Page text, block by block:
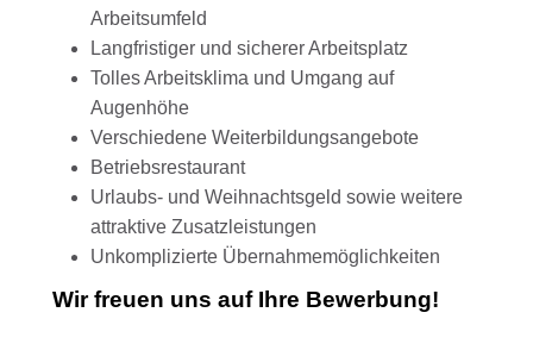
Arbeitsumfeld
Langfristiger und sicherer Arbeitsplatz
Tolles Arbeitsklima und Umgang auf
Augenhöhe
Verschiedene Weiterbildungsangebote
Betriebsrestaurant
Urlaubs- und Weihnachtsgeld sowie weitere
attraktive Zusatzleistungen
Unkomplizierte Übernahmemöglichkeiten
Wir freuen uns auf Ihre Bewerbung!